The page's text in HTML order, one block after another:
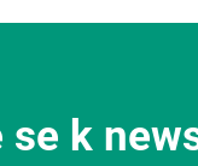
se k